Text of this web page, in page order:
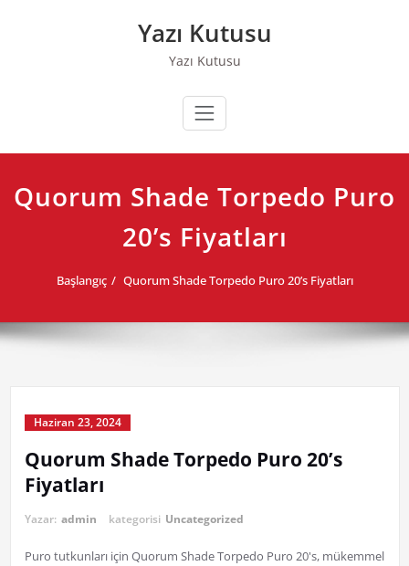
Yazı Kutusu
Yazı Kutusu
Quorum Shade Torpedo Puro
20’s Fiyatları
Başlangıç Quorum Shade Torpedo Puro 20’s Fiyatları
Haziran 23, 2024
Quorum Shade Torpedo Puro 20’s
Fiyatları
Yazar: admin kategorisi Uncategorized
Puro tutkunları için Quorum Shade Torpedo Puro 20's, mükemmel